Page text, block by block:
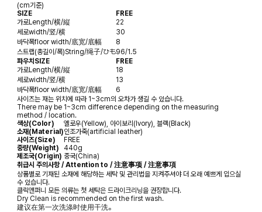
(cm기준)
SIZE
FREE
가로Length/横/縦
22
세로width/竖/横
30
바닥폭floor width/底宽/底幅
8
스트랩(총길이/폭)String/绳子/ひも96/1.5
파우치SIZE
FREE
가로Length/横/縦
18
세로width/竖/横
13
바닥폭floor width/底宽/底幅
6
사이즈는 재는 위치에 따라 1~3cm의 오차가 생길 수 있습니다.
There may be 1~3cm difference depending on the measuring
method / location.
색상(Color)
옐로우(Yellow), 아이보리(Ivory), 블랙(Black)
소재(Material)인조가죽(artificial leather)
사이즈(Size)
FREE
중량(Weight)
440g
제조국(Origin) 중국(China)
취급시 주의사항 / Attention to / 注意事项 / 注意事項
상품별로 기재된 소재에 해당하는 세탁 및 관리법을 지켜주셔야 더 오래 예쁘게 입으실
수 있습니다.
클릭앤퍼니 모든 의류는 첫 세탁은 드라이크리닝을 권장합니다.
Dry Clean is recommended on the first wash.
建议在第一次洗涤时使用干洗。